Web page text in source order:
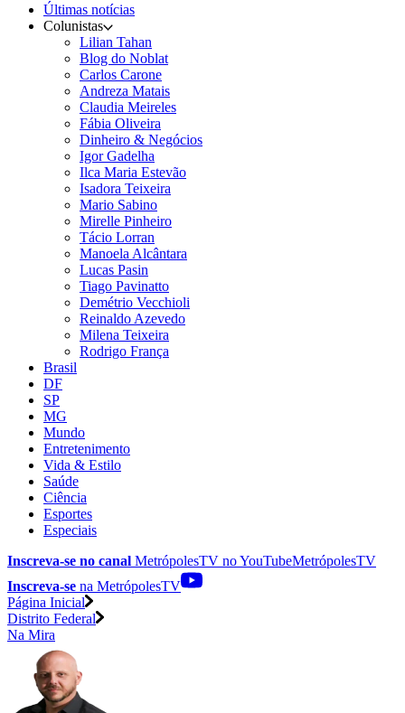
Últimas notícias
Colunistas
Lilian Tahan
Blog do Noblat
Carlos Carone
Andreza Matais
Claudia Meireles
Fábia Oliveira
Dinheiro & Negócios
Igor Gadelha
Ilca Maria Estevão
Isadora Teixeira
Mario Sabino
Mirelle Pinheiro
Tácio Lorran
Manoela Alcântara
Lucas Pasin
Tiago Pavinatto
Demétrio Vecchioli
Reinaldo Azevedo
Milena Teixeira
Rodrigo França
Brasil
DF
SP
MG
Mundo
Entretenimento
Vida & Estilo
Saúde
Ciência
Esportes
Especiais
Inscreva-se no canal MetrópolesTV noYouTubeMetrópolesTV
Inscreva-se na MetrópolesTV
Página Inicial
Distrito Federal
Na Mira